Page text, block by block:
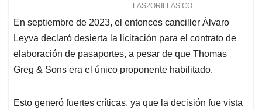
En septiembre de 2023, el entonces canciller Álvaro
Leyva declaró desierta la licitación para el contrato de
elaboración de pasaportes, a pesar de que Thomas
Greg & Sons era el único proponente habilitado.
Esto generó fuertes críticas, ya que la decisión fue vista